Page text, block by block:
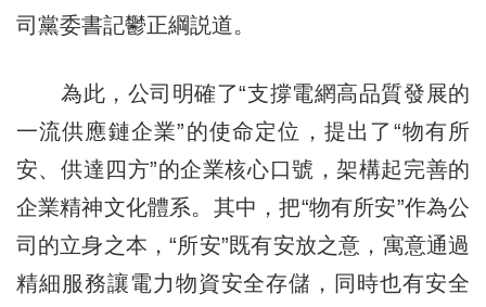
司黨委書記鬱正綱説道。
為此，公司明確了“支撐電網高品質發展的
一流供應鏈企業”的使命定位，提出了“物有所
安、供達四方”的企業核心口號，架構起完善的
企業精神文化體系。其中，把“物有所安”作為公
司的立身之本，“所安”既有安放之意，寓意通過
精細服務讓電力物資安全存儲，同時也有安全